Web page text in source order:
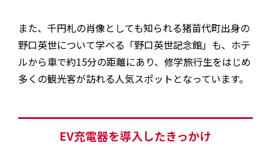
また、千円札の肖像としても知られる猪苗代町出身の
野口英世について学べる「野口英世記念館」も、ホテ
ルから車で約15分の距離にあり、修学旅行生をはじめ
多くの観光客が訪れる人気スポットとなっています。
EV充電器を導入したきっかけ